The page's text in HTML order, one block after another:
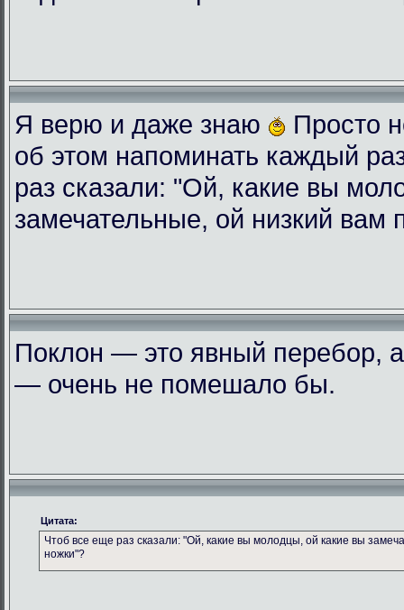
Я верю и даже знаю
Просто
об этом напоминать каждый
раз сказали: "Ой, какие вы
замечательные, ой низкий вам
Поклон — это явный перебор,
— очень не помешало бы.
Цитата:
Чтоб все еще раз сказали: "Ой, какие вы молодцы, ой какие вы
ножки"?